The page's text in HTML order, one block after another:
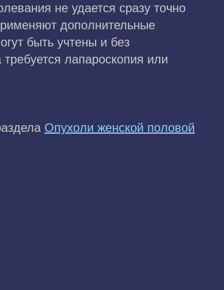
не удается сразу точно
дополнительные
быть учтены и без
лапароскопия или
Опухоли женской половой